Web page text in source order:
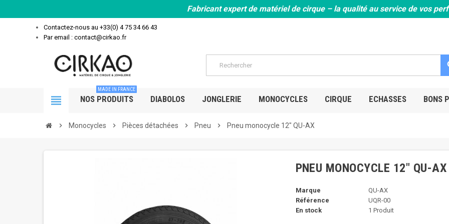
Fabricant expert de matériel de cirque – la qualité au service de vos
Contactez-nous au +33(0) 4 75 34 66 43
Par email : contact@cirkao.fr
view_headline NOS PRODUITS
MADE IN FRANCE
DIABOLOS JONGLERIE MONOCYCLES CIRQUE ECHASSES BONS
chevron_right Monocycles chevron_right Pièces détachées chevron_right Pneu chevron_right Pneu monocycle 12" QU-AX
PNEU MONOCYCLE 12" QU-AX
Marque
QU-AX
Référence
UQR-00
En stock
1 Produit